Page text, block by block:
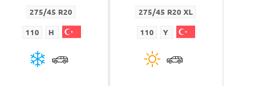
275/45 R20
110 H
275/45 R20 XL
110 Y